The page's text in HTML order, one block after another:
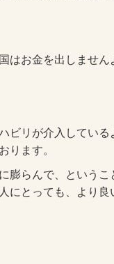
はお金を出しません
ビリが介入してい
ります。
膨らんで、という
にとっても、より良